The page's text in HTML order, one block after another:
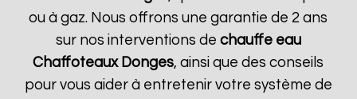
ou à gaz. Nous offrons une garantie de 2 ans
sur nos interventions de chauffe eau
Chaffoteaux Donges, ainsi que des conseils
pour vous aider à entretenir votre système de